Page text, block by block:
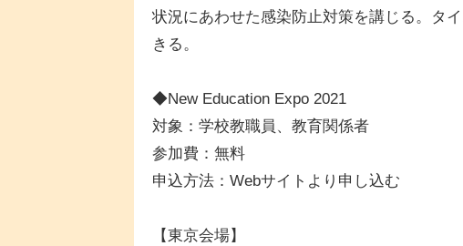
状況にあわせた感染防止対策を講じる。タ
きる。
◆New Education Expo 2021
対象：学校教職員、教育関係者
参加費：無料
申込方法：Webサイトより申し込む
【東京会場】